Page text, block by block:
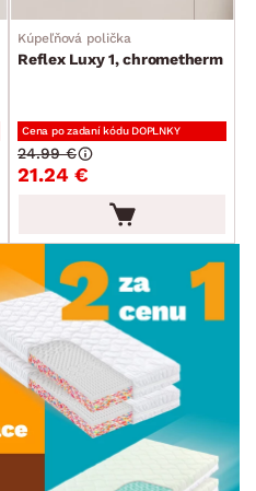
Kúpeľňová polička
Reflex Luxy 1, chrometherm
Cena po zadaní kódu DOPLNKY
21.24 €
24.99 €